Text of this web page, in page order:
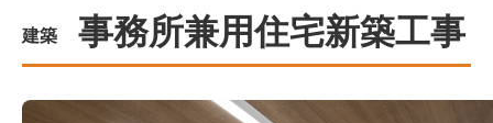
建築 事務所兼用住宅新築工事